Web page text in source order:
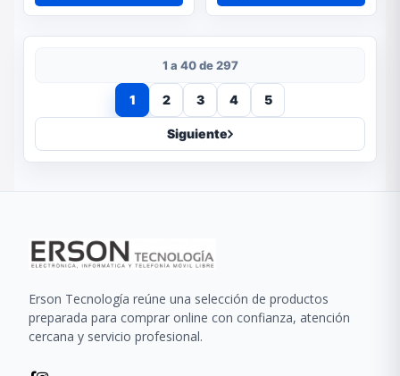
1 a 40 de 297
1 2 3 4 5
Siguiente
Erson Tecnología reúne una selección de productos
preparada para comprar online con confianza, atención
cercana y servicio profesional.